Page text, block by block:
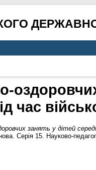
час
занять у дітей
Серія 15. Науково-